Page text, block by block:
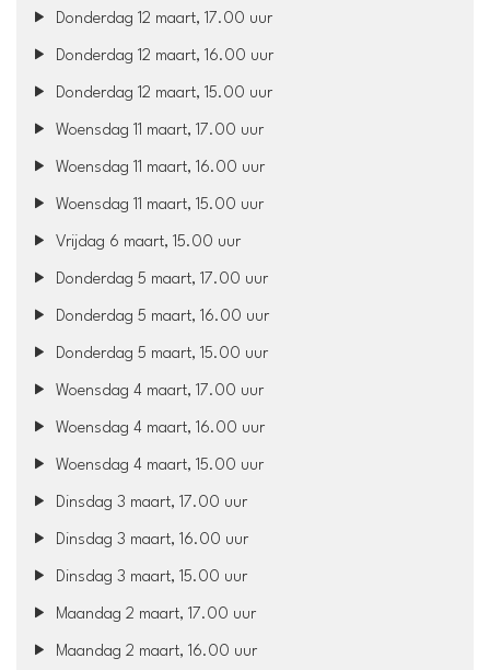
Donderdag 12 maart, 17.00 uur
Donderdag 12 maart, 16.00 uur
Donderdag 12 maart, 15.00 uur
Woensdag 11 maart, 17.00 uur
Woensdag 11 maart, 16.00 uur
Woensdag 11 maart, 15.00 uur
Vrijdag 6 maart, 15.00 uur
Donderdag 5 maart, 17.00 uur
Donderdag 5 maart, 16.00 uur
Donderdag 5 maart, 15.00 uur
Woensdag 4 maart, 17.00 uur
Woensdag 4 maart, 16.00 uur
Woensdag 4 maart, 15.00 uur
Dinsdag 3 maart, 17.00 uur
Dinsdag 3 maart, 16.00 uur
Dinsdag 3 maart, 15.00 uur
Maandag 2 maart, 17.00 uur
Maandag 2 maart, 16.00 uur